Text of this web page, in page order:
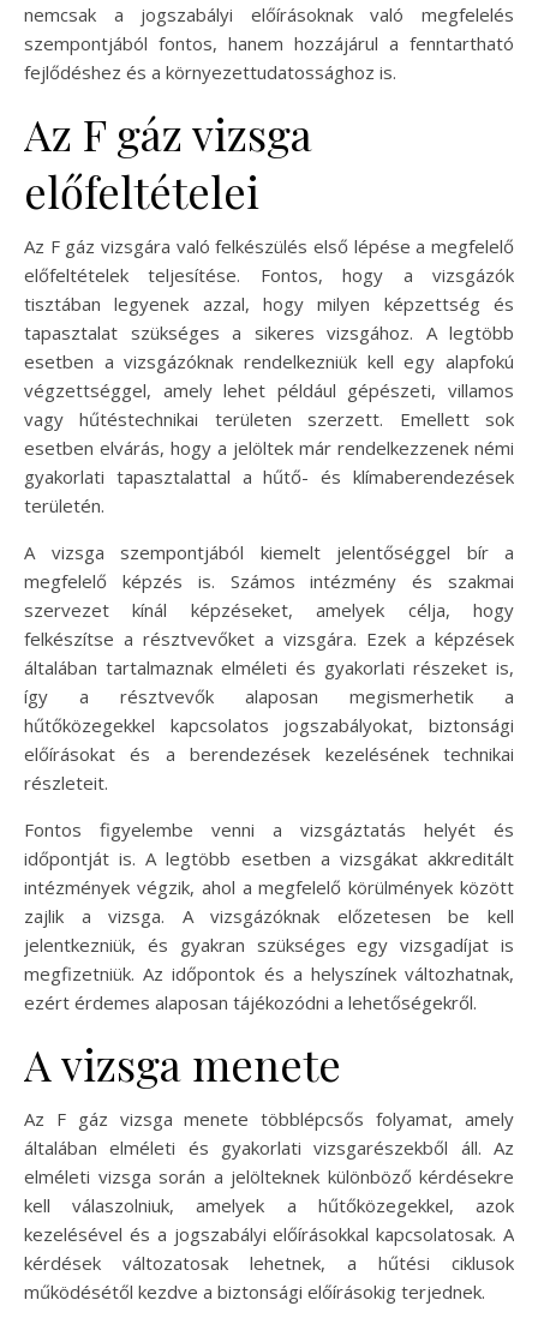
nemcsak a jogszabályi előírásoknak való megfelelés
szempontjából fontos, hanem hozzájárul a fenntartható
fejlődéshez és a környezettudatossághoz is.
Az F gáz vizsga
előfeltételei
Az F gáz vizsgára való felkészülés első lépése a megfelelő
előfeltételek teljesítése. Fontos, hogy a vizsgázók
tisztában legyenek azzal, hogy milyen képzettség és
tapasztalat szükséges a sikeres vizsgához. A legtöbb
esetben a vizsgázóknak rendelkezniük kell egy alapfokú
végzettséggel, amely lehet például gépészeti, villamos
vagy hűtéstechnikai területen szerzett. Emellett sok
esetben elvárás, hogy a jelöltek már rendelkezzenek némi
gyakorlati tapasztalattal a hűtő- és klímaberendezések
területén.
A vizsga szempontjából kiemelt jelentőséggel bír a
megfelelő képzés is. Számos intézmény és szakmai
szervezet kínál képzéseket, amelyek célja, hogy
felkészítse a résztvevőket a vizsgára. Ezek a képzések
általában tartalmaznak elméleti és gyakorlati részeket is,
így a résztvevők alaposan megismerhetik a
hűtőközegekkel kapcsolatos jogszabályokat, biztonsági
előírásokat és a berendezések kezelésének technikai
részleteit.
Fontos figyelembe venni a vizsgáztatás helyét és
időpontját is. A legtöbb esetben a vizsgákat akkreditált
intézmények végzik, ahol a megfelelő körülmények között
zajlik a vizsga. A vizsgázóknak előzetesen be kell
jelentkezniük, és gyakran szükséges egy vizsgadíjat is
megfizetniük. Az időpontok és a helyszínek változhatnak,
ezért érdemes alaposan tájékozódni a lehetőségekről.
A vizsga menete
Az F gáz vizsga menete többlépcsős folyamat, amely
általában elméleti és gyakorlati vizsgarészekből áll. Az
elméleti vizsga során a jelölteknek különböző kérdésekre
kell válaszolniuk, amelyek a hűtőközegekkel, azok
kezelésével és a jogszabályi előírásokkal kapcsolatosak. A
kérdések változatosak lehetnek, a hűtési ciklusok
működésétől kezdve a biztonsági előírásokig terjednek.